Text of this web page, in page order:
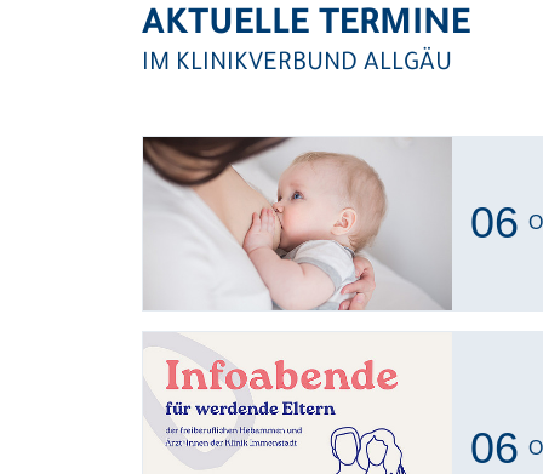
AKTUELLE TERMINE
IM KLINIKVERBUND ALLGÄU
06
06